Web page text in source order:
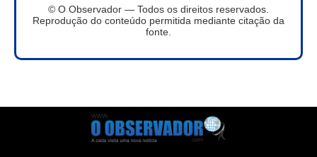
© O Observador — Todos os direitos reservados.
Reprodução do conteúdo permitida mediante citação da
fonte.